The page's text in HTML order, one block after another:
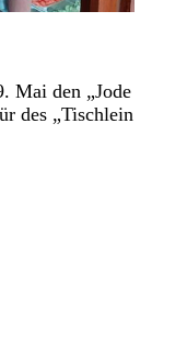
Mai den „Jode
des „Tischlein